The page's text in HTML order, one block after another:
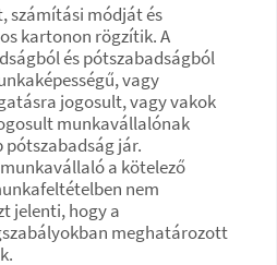
számítási módját és
kartonon rögzítik. A
és pótszabadságból
vagy
jogosult, vagy vakok
munkavállalónak
jár.
a kötelező
nem
jelenti, hogy a
meghatározott